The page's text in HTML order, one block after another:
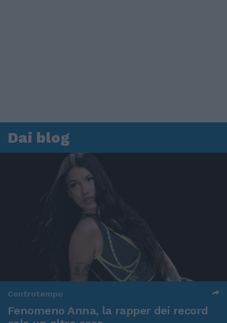
Dai blog
Controtempo
Fenomeno Anna, la rapper dei record